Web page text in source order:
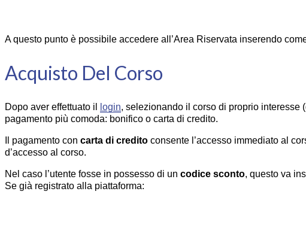
A questo punto è possibile accedere all’Area Riservata inserendo
Acquisto Del Corso
Dopo aver effettuato il login, selezionando il corso di proprio interesse
pagamento più comoda: bonifico o carta di credito.
Il pagamento con carta di credito consente l’accesso immediato al
d’accesso al corso.
Nel caso l’utente fosse in possesso di un codice sconto, questo va
Se già registrato alla piattaforma: